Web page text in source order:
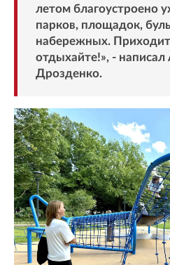
летом благоустроено
парков, площадок,
набережных.
отдыхайте!», - написал
Дрозденко.